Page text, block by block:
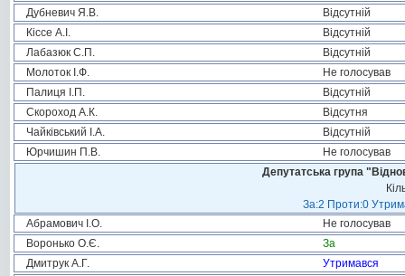
Дубневич Я.В.
Відсутній
Кіссе А.І.
Відсутній
Лабазюк С.П.
Відсутній
Молоток І.Ф.
Не голосував
Палиця І.П.
Відсутній
Скороход А.К.
Відсутня
Чайківський І.А.
Відсутній
Юрчишин П.В.
Не голосував
Депутатська група
За:2 Проти:0
Абрамович І.О.
Не голосував
Воронько О.Є.
За
Дмитрук А.Г.
Утримався